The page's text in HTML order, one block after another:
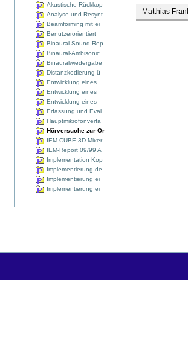
Akustische Rückkop
Analyse und Resynt
Beamforming mit ei
Benutzerorientiert
Binaural Sound Rep
Binaural-Ambisonic
Binauralwiedergabe
Distanzkodierung ü
Entwicklung eines
Entwicklung eines
Entwicklung eines
Erfassung und Eval
Hauptmikrofonverfa
Hörversuche zur Or
IEM CUBE 3D Mixer
IEM-Report 09/99 A
Implementation Kop
Implementierung de
Implementierung ei
Implementierung ei
Matthias